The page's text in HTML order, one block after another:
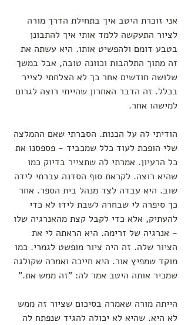
אני זוכרת היטב איך בתחילת הדרך מורה
לציור התעקשה ללמד אותי איך להתבונן
בטבע דומם ולהפשיט אותו. היא עשתה את
זה מתוך התלהבות וכוונה טובה, אבל במשך
שלושה חודשים אחר כך לא הצלחתי לצייר
בכלל. זה הדבר האחרון שהייתי רוצה לגרום
למישהו אחר.
הודיתי לה על הכנות. הסברתי שאם ההמלצה
שלי הופכת לעוד כלל שמכביד - פספסנו את
כל הרעיון. אמרתי לה שתצייר בדיוק כמו
שהיא רוצה. לקראת סוף הסדנה עברתי לידה
שוב. היא עבדה לצד מנהל בית הספר. אחר
כך סיפרה לי שבחרה לשבת לידו לא כדי
להעתיק, אלא כדי לקבל קצת מהאנרגיה שלו
- אנרגיה של זרימה. היא הראתה לי את
הציור שלה. זה היה ציור מופשט לגמרי. כמו
מוקד שמפיץ אור. היא חייכה ואמרה שקולגה
שמכיר אותה היטב אמר לה: "זה ממש את."
הייתה מורה שאמרה בסיכום שציור זה ממש
לא היא. שהיא לא יכולה להגיד שנפתח לה